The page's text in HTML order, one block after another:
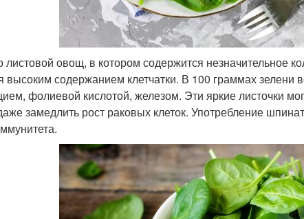
листовой овощ, в котором содержится незначительное
высоким содержанием клетчатки. В 100 граммах зелени
фолиевой кислотой, железом. Эти яркие листочки
замедлить рост раковых клеток. Употребление